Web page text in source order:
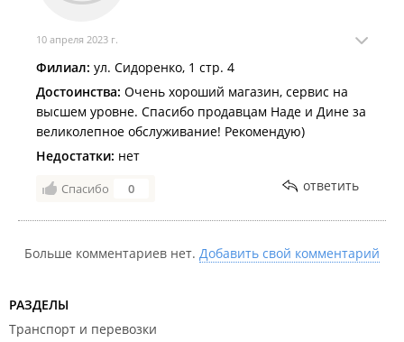
10 апреля 2023 г.
Филиал: ул. Сидоренко, 1 стр. 4
Достоинства: Очень хороший магазин, сервис на
высшем уровне. Спасибо продавцам Наде и Дине за
великолепное обслуживание! Рекомендую)
Недостатки: нет
Спасибо 0 ответить
Больше комментариев нет. Добавить свой комментарий
РАЗДЕЛЫ
Транспорт и перевозки